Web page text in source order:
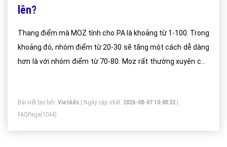
lên?
Thang điểm mà MOZ tính cho PA là khoảng từ 1-100. Trong
khoảng đó, nhóm điểm từ 20-30 sẽ tăng một cách dễ dàng
hơn là với nhóm điểm từ 70-80. Moz rất thường xuyên cập
thường xuyên bị biến động.
Bài viết tạo bởi: VietAds | Ngày cập nhật: 2026-08-07 10:48:32
FAQPage(1044)